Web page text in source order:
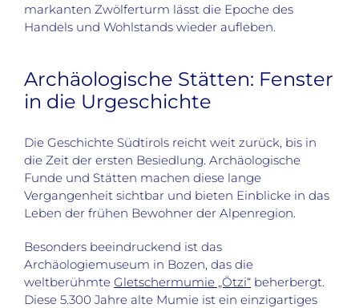
markanten Zwölferturm lässt die Epoche des
Handels und Wohlstands wieder aufleben.
Archäologische Stätten: Fenster
in die Urgeschichte
Die Geschichte Südtirols reicht weit zurück, bis in
die Zeit der ersten Besiedlung. Archäologische
Funde und Stätten machen diese lange
Vergangenheit sichtbar und bieten Einblicke in das
Leben der frühen Bewohner der Alpenregion.
Besonders beeindruckend ist das
Archäologiemuseum in Bozen, das die
weltberühmte Gletschermumie „Ötzi“beherbergt.
Diese 5.300 Jahre alte Mumie ist ein einzigartiges